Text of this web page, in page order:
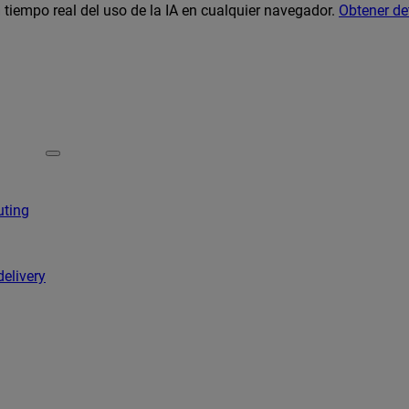
real del uso de la IA en cualquier navegador. Obtener